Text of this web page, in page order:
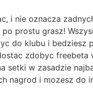
i nie oznacza
prostu grasz!
do klubu i bedziesz
zdobyc
setki w zasadzie
nagrod i mozesz do